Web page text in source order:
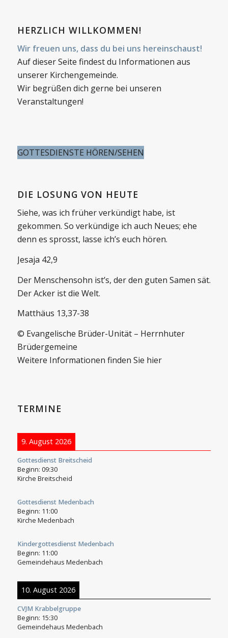
HERZLICH WILLKOMMEN!
Wir freuen uns, dass du bei uns hereinschaust!
Auf dieser Seite findest du Informationen aus
unserer Kirchengemeinde.
Wir begrüßen dich gerne bei unseren
Veranstaltungen!
GOTTESDIENSTE HÖREN/SEHEN
DIE LOSUNG VON HEUTE
Siehe, was ich früher verkündigt habe, ist
gekommen. So verkündige ich auch Neues; ehe
denn es sprosst, lasse ich’s euch hören.
Jesaja 42,9
Der Menschensohn ist’s, der den guten Samen sät.
Der Acker ist die Welt.
Matthäus 13,37-38
© Evangelische Brüder-Unität – Herrnhuter
Brüdergemeine
Weitere Informationen finden Sie hier
TERMINE
9. August 2026
Gottesdienst Breitscheid
Beginn: 09:30
Kirche Breitscheid
Gottesdienst Medenbach
Beginn: 11:00
Kirche Medenbach
Kindergottesdienst Medenbach
Beginn: 11:00
Gemeindehaus Medenbach
10. August 2026
CVJM Krabbelgruppe
Beginn: 15:30
Gemeindehaus Medenbach